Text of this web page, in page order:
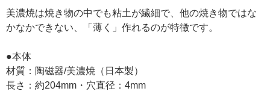
美濃焼は焼き物の中でも粘土が繊細で、他の焼き物ではな
かなかできない、「薄く」作れるのが特徴です。
●本体
材質：陶磁器/美濃焼（日本製）
長さ：約204mm・穴直径：4mm